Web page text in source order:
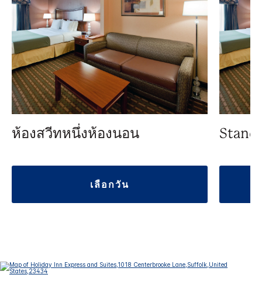
ห้องสวีทหนึ่งห้องนอน
เลือกวัน